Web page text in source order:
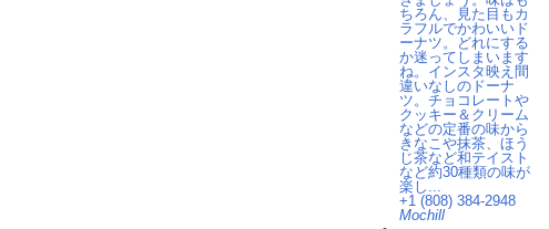
ちろん、見た目もカ
ラフルでかわいいド
ーナツ。どれにする
か迷ってしまいます
ね。インスタ映え間
違いなしのドーナ
ツ。チョコレートや
クッキー＆クリーム
などの定番の味から
きなこや抹茶、ほう
じ茶など和テイスト
など約30種類の味が
楽し...
+1 (808) 384-2948
Mochill